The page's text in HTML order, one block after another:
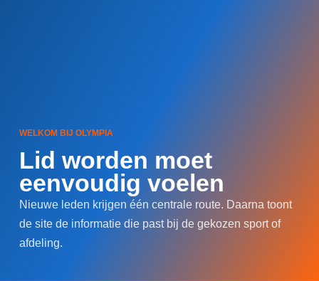
WELKOM BIJ OLYMPIA
Lid worden moet
eenvoudig voelen
Nieuwe leden krijgen één centrale route. Daarna toont
de site de informatie die past bij de gekozen sport of
afdeling.